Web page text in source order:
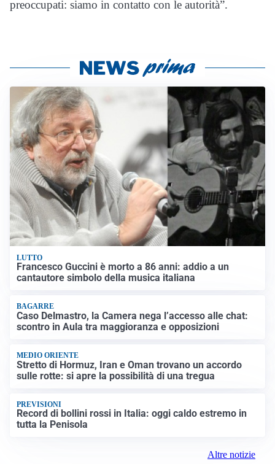
preoccupati: siamo in contatto con le autorità”.
LUTTO
Francesco Guccini è morto a 86 anni: addio a un
cantautore simbolo della musica italiana
BAGARRE
Caso Delmastro, la Camera nega l’accesso alle chat:
scontro in Aula tra maggioranza e opposizioni
MEDIO ORIENTE
Stretto di Hormuz, Iran e Oman trovano un accordo
sulle rotte: si apre la possibilità di una tregua
PREVISIONI
Record di bollini rossi in Italia: oggi caldo estremo in
tutta la Penisola
Altre notizie